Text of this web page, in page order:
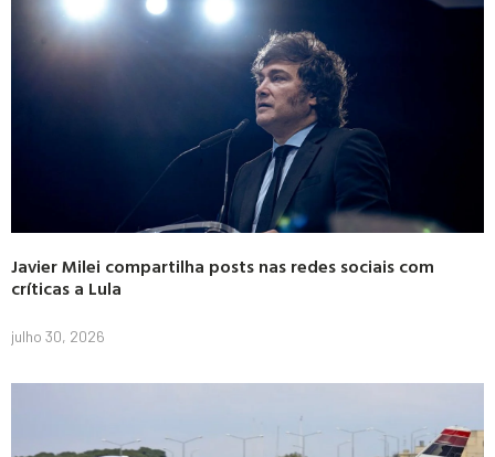
Javier Milei compartilha posts nas redes sociais com
críticas a Lula
julho 30, 2026